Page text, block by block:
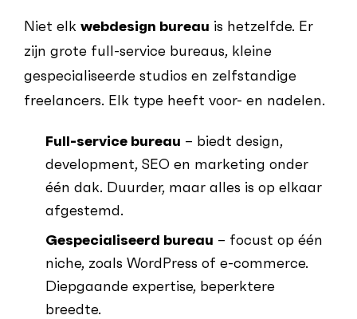
Niet elk webdesign bureau is hetzelfde. Er
zijn grote full-service bureaus, kleine
gespecialiseerde studios en zelfstandige
freelancers. Elk type heeft voor- en nadelen.
Full-service bureau – biedt design,
development, SEO en marketing onder
één dak. Duurder, maar alles is op elkaar
afgestemd.
Gespecialiseerd bureau – focust op één
niche, zoals WordPress of e-commerce.
Diepgaande expertise, beperktere
breedte.